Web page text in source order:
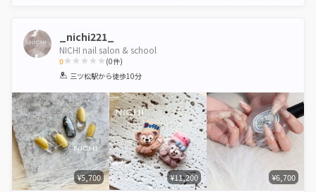
_nichi221_
NICHI nail salon & school
0
1 2 3 4 5
(0件)
三ツ松駅から徒歩10分
¥5,700 ¥11,200 ¥6,700